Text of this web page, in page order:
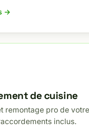
→
de cuisine
remontage pro de
inclus.